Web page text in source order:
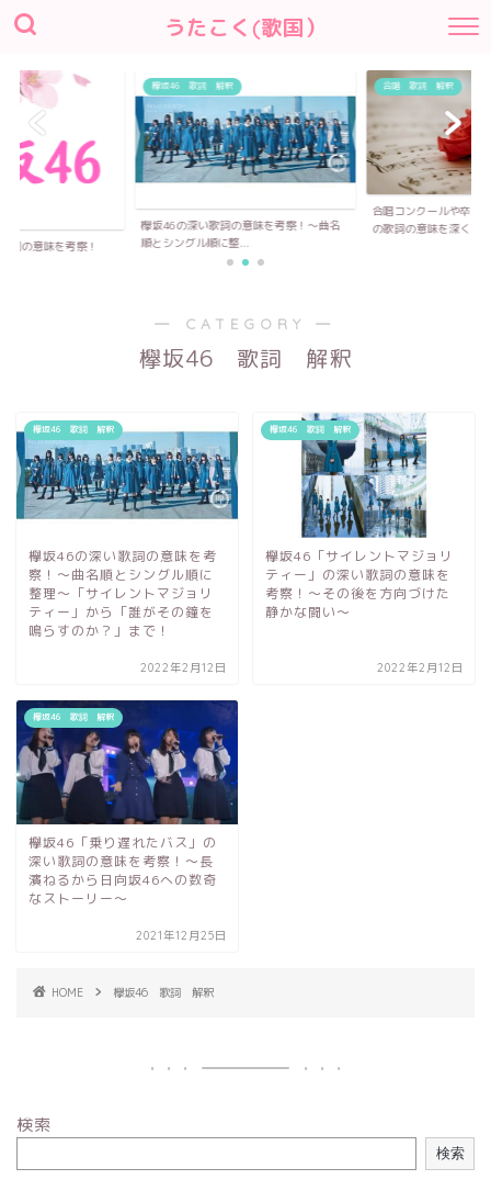
うたこく(歌国）
欅坂46 歌詞 解釈
欅坂46の深い歌詞の意味を考察！〜曲名
順とシングル順に整...
合唱コンクールや卒業式で歌われる合
の歌詞の意味を深く...
― CATEGORY ―
欅坂46 歌詞 解釈
欅坂46 歌詞 解釈
欅坂46の深い歌詞の意味を考
察！〜曲名順とシングル順に
整理～「サイレントマジョリ
ティー」から「誰がその鐘を
鳴らすのか？」まで！
2022年2月12日
欅坂46 歌詞 解釈
欅坂46「サイレントマジョリ
ティー」の深い歌詞の意味を
考察！～その後を方向づけた
静かな闘い～
2022年2月12日
欅坂46 歌詞 解釈
欅坂46「乗り遅れたバス」の
深い歌詞の意味を考察！～長
濱ねるから日向坂46への数奇
なストーリー～
2021年12月25日
HOME 欅坂46 歌詞 解釈
検索
検索